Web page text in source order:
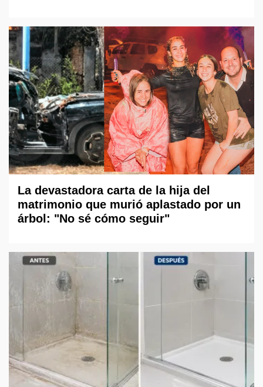
La devastadora carta de la hija del
matrimonio que murió aplastado por un
árbol: "No sé cómo seguir"